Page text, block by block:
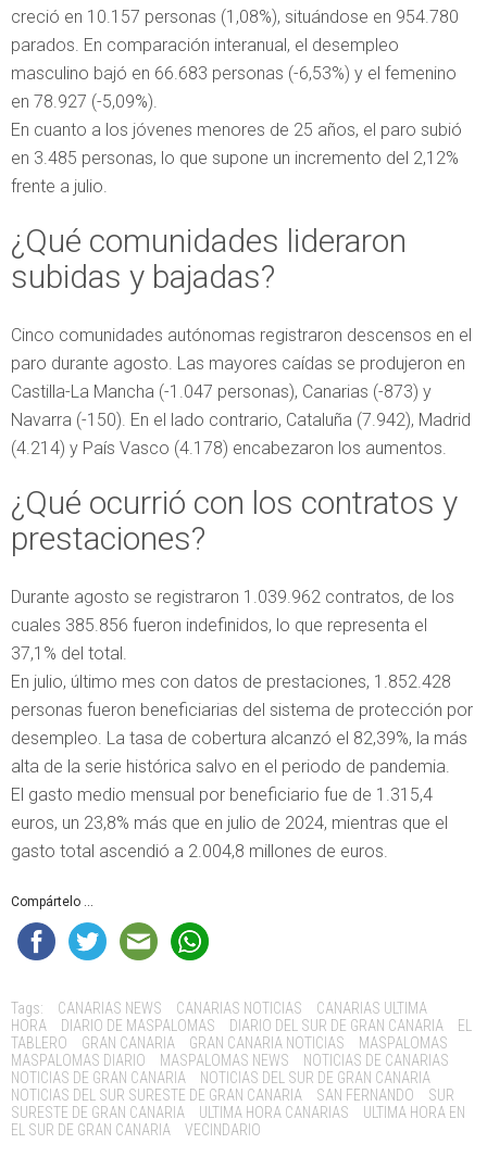
creció en 10.157 personas (1,08%), situándose en 954.780
parados. En comparación interanual, el desempleo
masculino bajó en 66.683 personas (-6,53%) y el femenino
en 78.927 (-5,09%).
En cuanto a los jóvenes menores de 25 años, el paro subió
en 3.485 personas, lo que supone un incremento del 2,12%
frente a julio.
¿Qué comunidades lideraron
subidas y bajadas?
Cinco comunidades autónomas registraron descensos en el
paro durante agosto. Las mayores caídas se produjeron en
Castilla-La Mancha (-1.047 personas), Canarias (-873) y
Navarra (-150). En el lado contrario, Cataluña (7.942), Madrid
(4.214) y País Vasco (4.178) encabezaron los aumentos.
¿Qué ocurrió con los contratos y
prestaciones?
Durante agosto se registraron 1.039.962 contratos, de los
cuales 385.856 fueron indefinidos, lo que representa el
37,1% del total.
En julio, último mes con datos de prestaciones, 1.852.428
personas fueron beneficiarias del sistema de protección por
desempleo. La tasa de cobertura alcanzó el 82,39%, la más
alta de la serie histórica salvo en el periodo de pandemia.
El gasto medio mensual por beneficiario fue de 1.315,4
euros, un 23,8% más que en julio de 2024, mientras que el
gasto total ascendió a 2.004,8 millones de euros.
Compártelo ...
Tags: CANARIAS NEWS CANARIAS NOTICIAS
CANARIAS ULTIMA
HORA
DIARIO DE MASPALOMAS DIARIO DEL SUR DE GRAN CANARIA
EL
TABLERO
GRAN CANARIA GRAN CANARIA NOTICIAS
MASPALOMAS
MASPALOMAS DIARIO
MASPALOMAS NEWS
NOTICIAS DE CANARIAS
NOTICIAS DE GRAN CANARIA
NOTICIAS DEL SUR DE GRAN CANARIA
NOTICIAS DEL SUR SURESTE DE GRAN CANARIA
SAN FERNANDO
SUR
SURESTE DE GRAN CANARIA
ULTIMA HORA CANARIAS
ULTIMA HORA EN
EL SUR DE GRAN CANARIA
VECINDARIO